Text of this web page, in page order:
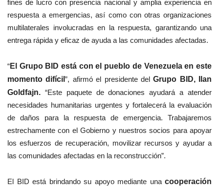
fines de lucro con presencia nacional y amplia experiencia en
respuesta a emergencias, así como con otras organizaciones
multilaterales involucradas en la respuesta, garantizando una
entrega rápida y eficaz de ayuda a las comunidades afectadas.
“El Grupo BID está con el pueblo de Venezuela en este
momento difícil”, afirmó el presidente delGrupo BID, Ilan
Goldfajn. “Este paquete de donaciones ayudará a atender
necesidades humanitarias urgentes y fortalecerá la evaluación
de daños para la respuesta de emergencia. Trabajaremos
estrechamente con el Gobierno y nuestros socios para apoyar
los esfuerzos de recuperación, movilizar recursos y ayudar a
las comunidades afectadas en la reconstrucción”.
El BID está brindando su apoyo mediante una cooperación